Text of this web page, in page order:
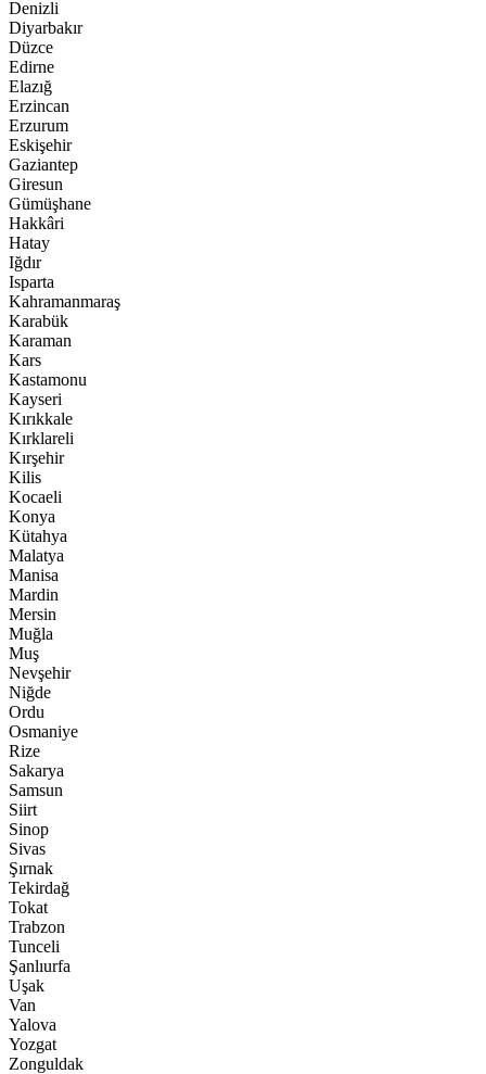
Denizli
Diyarbakır
Düzce
Edirne
Elazığ
Erzincan
Erzurum
Eskişehir
Gaziantep
Giresun
Gümüşhane
Hakkâri
Hatay
Iğdır
Isparta
Kahramanmaraş
Karabük
Karaman
Kars
Kastamonu
Kayseri
Kırıkkale
Kırklareli
Kırşehir
Kilis
Kocaeli
Konya
Kütahya
Malatya
Manisa
Mardin
Mersin
Muğla
Muş
Nevşehir
Niğde
Ordu
Osmaniye
Rize
Sakarya
Samsun
Siirt
Sinop
Sivas
Şırnak
Tekirdağ
Tokat
Trabzon
Tunceli
Şanlıurfa
Uşak
Van
Yalova
Yozgat
Zonguldak